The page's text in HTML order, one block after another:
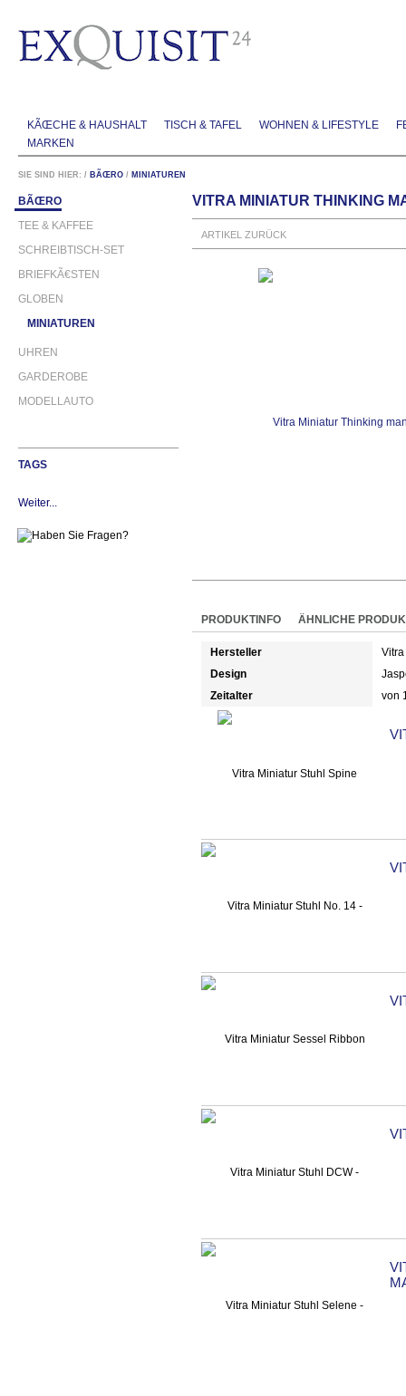
KÃŒCHE & HAUSHALT TISCH & TAFEL WOHNEN & LIFESTYLE
MARKEN
SIE SIND HIER: / BÃŒRO / MINIATUREN
BÃŒRO
TEE & KAFFEE
SCHREIBTISCH-SET
BRIEFKÃ€STEN
GLOBEN
MINIATUREN
UHREN
GARDEROBE
MODELLAUTO
TAGS
Weiter...
VITRA MINIATUR THINKING
ARTIKEL ZURÜCK
PRODUKTINFO ÄHNLICHE
Hersteller
Vitra
Design
Zeitalter
von